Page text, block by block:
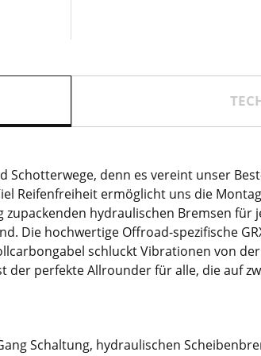
denn es vereint unser
Reifenfreiheit ermöglicht uns die
hydraulischen Bremsen
Die hochwertige Offroad-spezifische
schluckt Vibrationen von
der perfekte Allrounder für alle, die auf
Schaltung, hydraulischen